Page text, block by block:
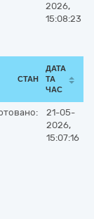
2026,
15:08:23
СТАН
ДАТА
ТА
ЧАС
21-05-
2026,
15:07:16